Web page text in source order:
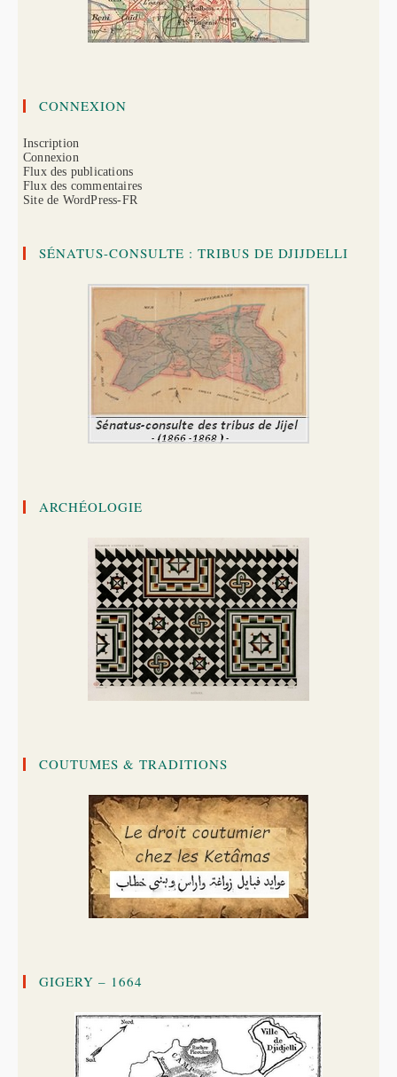
CONNEXION
Inscription
Connexion
Flux des publications
Flux des commentaires
Site de WordPress-FR
SÉNATUS-CONSULTE : TRIBUS DE DJIJDELLI
ARCHÉOLOGIE
COUTUMES & TRADITIONS
GIGERY – 1664